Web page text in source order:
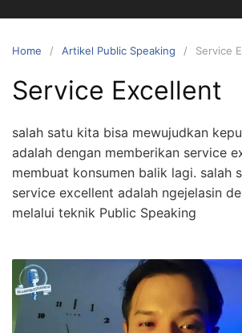
Home Artikel Public Speaking Service
Service Excellent
salah satu kita bisa mewujudkan
adalah dengan memberikan service
membuat konsumen balik lagi. salah
service excellent adalah ngejelasin
melalui teknik Public Speaking